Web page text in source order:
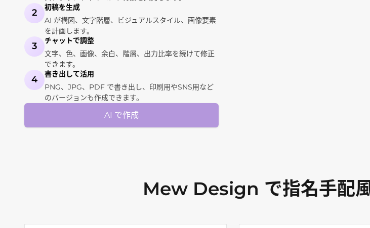
2
初稿を生成
AI が構図、文字階層、ビジュアルスタイル、画像要素
を計画します。
3
チャットで調整
文字、色、画像、余白、階層、出力比率を続けて修正
できます。
4
書き出して活用
PNG、JPG、PDF で書き出し、印刷用やSNS用など
のバージョンも作成できます。
AI で作成
Mew Design で指名手配